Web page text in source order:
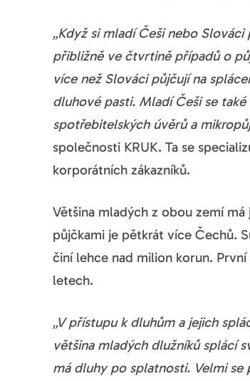
„Když si mladí Češi nebo
přibližně ve čtvrtině případů o
více než Slováci půjčují na
dluhové pasti. Mladí Češi se
spotřebitelských úvěrů a
společnosti KRUK. Ta se
korporátních zákazníků.
Většina mladých z obou zemí
půjčkami je pětkrát více Čechů.
činí lehce nad milion korun.
letech.
„V přístupu k dluhům a jejich
většina mladých dlužníků splácí
má dluhy po splatnosti. Velmi se